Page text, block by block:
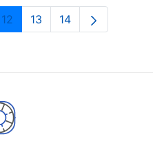
Pages Use TAB to
Page
12 Page
13 Page
14